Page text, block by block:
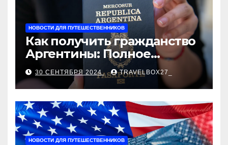
НОВОСТИ ДЛЯ ПУТЕШЕСТВЕННИКОВ
Как получить гражданство
Аргентины: Полное
руководство
30 СЕНТЯБРЯ 2024 TRAVELBOX27_
НОВОСТИ ДЛЯ ПУТЕШЕСТВЕННИКОВ